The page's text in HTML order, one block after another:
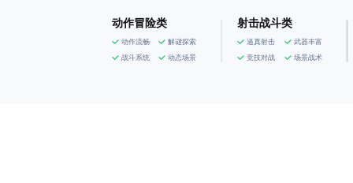
动作冒险类
动作流畅
解谜探索
战斗系统
动态场景
射击战斗类
逼真射击
武器丰富
竞技对战
场景战术